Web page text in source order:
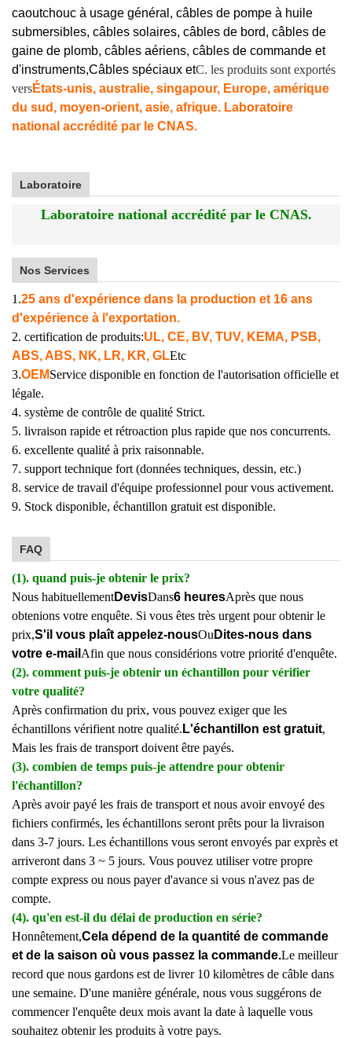
caoutchouc à usage général, câbles de pompe à huile
submersibles, câbles solaires, câbles de bord, câbles de
gaine de plomb, câbles aériens, câbles de commande et
d'instruments,Câbles spéciaux etC. les produits sont exportés
versÉtats-unis, australie, singapour, Europe, amérique
du sud, moyen-orient, asie, afrique. Laboratoire
national accrédité par le CNAS.
Laboratoire
Laboratoire national accrédité par le CNAS.
Nos Services
1.25 ans d'expérience dans la production et 16 ans
d'expérience à l'exportation.
2. certification de produits:UL, CE, BV, TUV, KEMA, PSB,
ABS, ABS, NK, LR, KR, GLEtc
3.OEMService disponible en fonction de l'autorisation officielle et
légale.
4. système de contrôle de qualité Strict.
5. livraison rapide et rétroaction plus rapide que nos concurrents.
6. excellente qualité à prix raisonnable.
7. support technique fort (données techniques, dessin, etc.)
8. service de travail d'équipe professionnel pour vous activement.
9. Stock disponible, échantillon gratuit est disponible.
FAQ
(1). quand puis-je obtenir le prix?
Nous habituellementDevisDans6 heuresAprès que nous
obtenions votre enquête. Si vous êtes très urgent pour obtenir le
prix,S'il vous plaît appelez-nousOu Dites-nous dans
votre e-mail Afin que nous considérions votre priorité d'enquête.
(2). comment puis-je obtenir un échantillon pour vérifier
votre qualité?
Après confirmation du prix, vous pouvez exiger que les
échantillons vérifient notre qualité. L'échantillon est gratuit,
Mais les frais de transport doivent être payés.
(3). combien de temps puis-je attendre pour obtenir
l'échantillon?
Après avoir payé les frais de transport et nous avoir envoyé des
fichiers confirmés, les échantillons seront prêts pour la livraison
dans 3-7 jours. Les échantillons vous seront envoyés par exprès et
arriveront dans 3 ~ 5 jours. Vous pouvez utiliser votre propre
compte express ou nous payer d'avance si vous n'avez pas de
compte.
(4). qu'en est-il du délai de production en série?
Honnêtement,Cela dépend de la quantité de commande
et de la saison où vous passez la commande.Le meilleur
record que nous gardons est de livrer 10 kilomètres de câble dans
une semaine. D'une manière générale, nous vous suggérons de
commencer l'enquête deux mois avant la date à laquelle vous
souhaitez obtenir les produits à votre pays.